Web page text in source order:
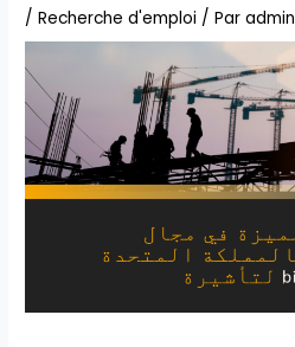
/Recherche d'emploi / Paradmin